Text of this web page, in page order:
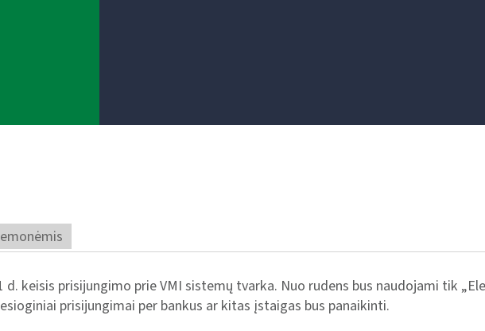
keisis prisijungimo prie VMI sistemų tvarka. Nuo rudens bus naudojami tik
prisijungimai per bankus ar kitas įstaigas bus panaikinti.